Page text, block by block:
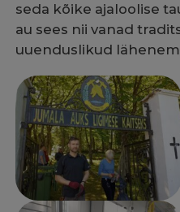
seda kõike ajaloolise
au sees nii vanad
uuenduslikud